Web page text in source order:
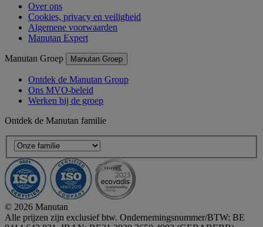
Over ons
Cookies, privacy en veiligheid
Algemene voorwaarden
Manutan Expert
Manutan Groep Manutan Groep
Ontdek de Manutan Group
Ons MVO-beleid
Werken bij de groep
Ontdek de Manutan familie
© 2026 Manutan
Alle prijzen zijn exclusief btw. Ondernemingsnummer/BTW: BE